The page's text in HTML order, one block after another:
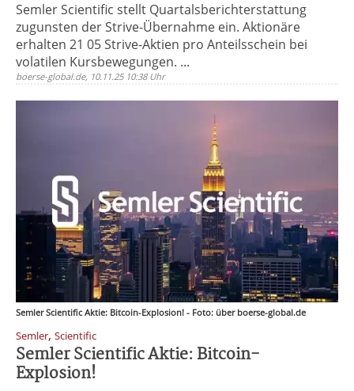
Semler Scientific stellt Quartalsberichterstattung
zugunsten der Strive-Übernahme ein. Aktionäre
erhalten 21 05 Strive-Aktien pro Anteilsschein bei
volatilen Kursbewegungen. ...
boerse-global.de, 10.11.25 10:38 Uhr
Semler Scientific Aktie: Bitcoin-Explosion! - Foto: über boerse-global.de
Semler, Scientific
Semler Scientific Aktie: Bitcoin-
Explosion!